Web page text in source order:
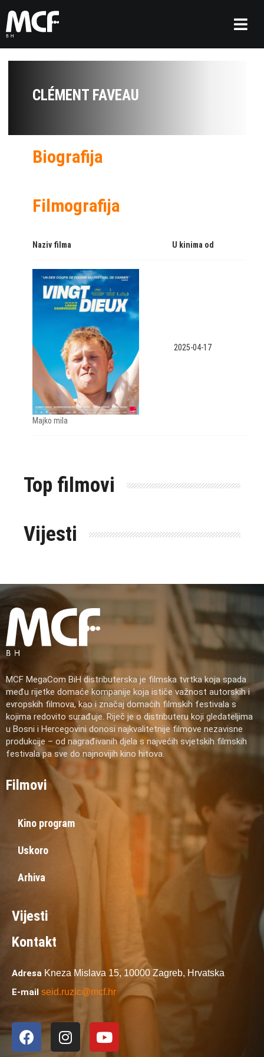
CLÉMENT FAVEAU
Biografija
Filmografija
Naziv filma U kinima od
Majko mila
2025-04-17
Top filmovi
Vijesti
MCF MegaCom BiH distributerska je filmska tvrtka koja spada
među rijetke domaće kompanije koja ističe važnost autorskih i
evropskih filmova, kao i značaj domaćih filmskih festivala s
kojima redovito surađuje. Riječ je o distributeru koji gledateljima
u Bosni i Hercegovini donosi najkvalitetnije filmove nezavisne
produkcije – od nagrađivanih djela s najvećih svjetskih filmskih
festivala pa sve do najnovijih kino hitova.
Filmovi
Kino program
Uskoro
Arhiva
Vijesti
Kontakt
Adresa Kneza Mislava 15, 10000 Zagreb, Hrvatska
E-mail seid.ruzic@mcf.hr